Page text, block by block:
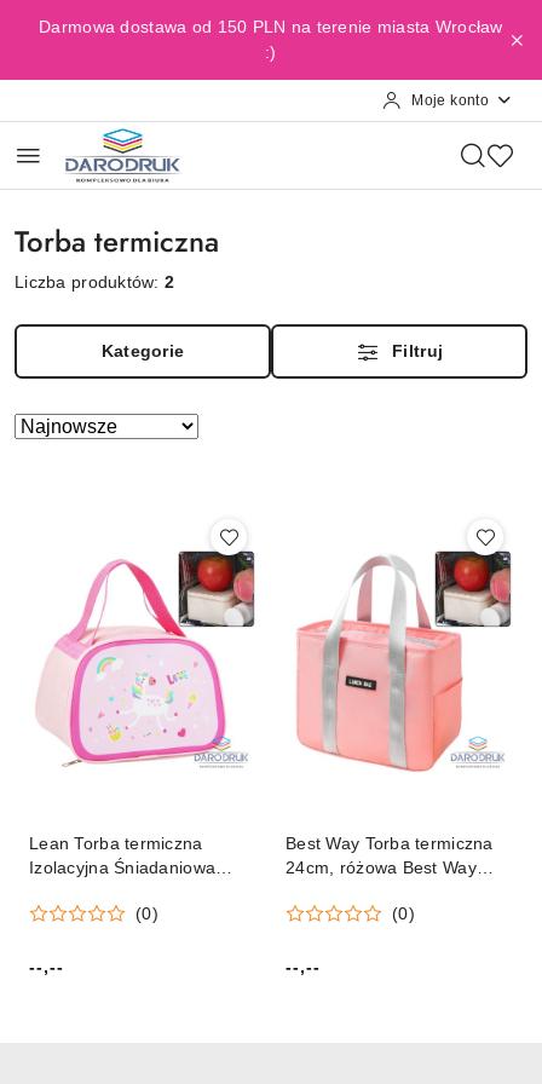
Przejdź do treści głównej
Przejdź do wyszukiwarki
Przejdź do moje konto
Przejdź do menu głównego
Przejdź do stopki
Darmowa dostawa od 150 PLN na terenie miasta Wrocław
:)
Moje konto
Torba termiczna
Liczba produktów:2
Kategorie Filtruj
Zastosowano
Sortuj
Lean Torba termiczna
Izolacyjna Śniadaniowa
Jednorożec 23cm Lean
(0)
Cena:
--,--
Best Way Torba termiczna
24cm, różowa Best Way
(0)
Cena:
--,--